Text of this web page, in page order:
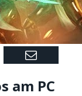
Email
am PC